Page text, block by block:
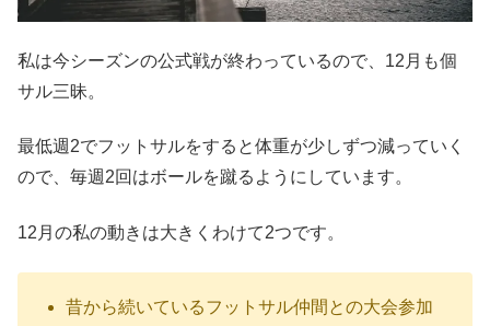
私は今シーズンの公式戦が終わっているので、12月も個
サル三昧。
最低週2でフットサルをすると体重が少しずつ減っていく
ので、毎週2回はボールを蹴るようにしています。
12月の私の動きは大きくわけて2つです。
昔から続いているフットサル仲間との大会参加